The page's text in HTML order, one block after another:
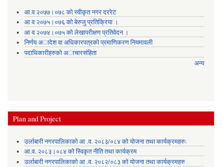
आ.व २०७७।०७८ को स्वीकृत नगर दररेट
आ व २०७५।०७६ को बेरुजु प्रतिक्रिया ।
आ व २०७४।०७५ काे लेखापरीक्षण प्रतिवेदन ।
निर्णय अादेश वा अधिकारपत्रकाे प्रमाणिकरण नियमावली
पदाधिकारीहरुको अाचारसंहिता
अन्य
Plan and Project
उर्लाबारी नगरपालिकाको आ .व. २०८३/०८४ को योजना तथा कार्यक्रमहरुः
आ.व. २०८३।०८४ को स्विकृत नीति तथा कार्यक्रम
उर्लाबारी नगरपालिकाको आ .व. २०८२/०८३ को योजना तथा कार्यक्रमहरु